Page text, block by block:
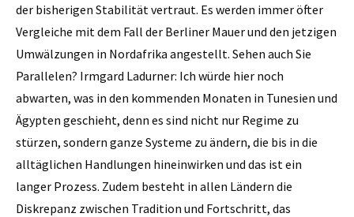
der bisherigen Stabilität vertraut. Es werden immer öfter
Vergleiche mit dem Fall der Berliner Mauer und den jetzigen
Umwälzungen in Nordafrika angestellt. Sehen auch Sie
Parallelen? Irmgard Ladurner: Ich würde hier noch
abwarten, was in den kommenden Monaten in Tunesien und
Ägypten geschieht, denn es sind nicht nur Regime zu
stürzen, sondern ganze Systeme zu ändern, die bis in die
alltäglichen Handlungen hineinwirken und das ist ein
langer Prozess. Zudem besteht in allen Ländern die
Diskrepanz zwischen Tradition und Fortschritt, das